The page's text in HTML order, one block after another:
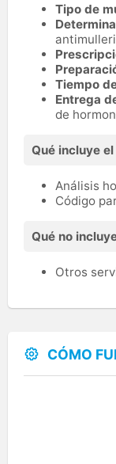
Tipo de
Tiempo
Entrega
de
Qué incluye
Análisis
Código
Qué no
Otros
CÓMO